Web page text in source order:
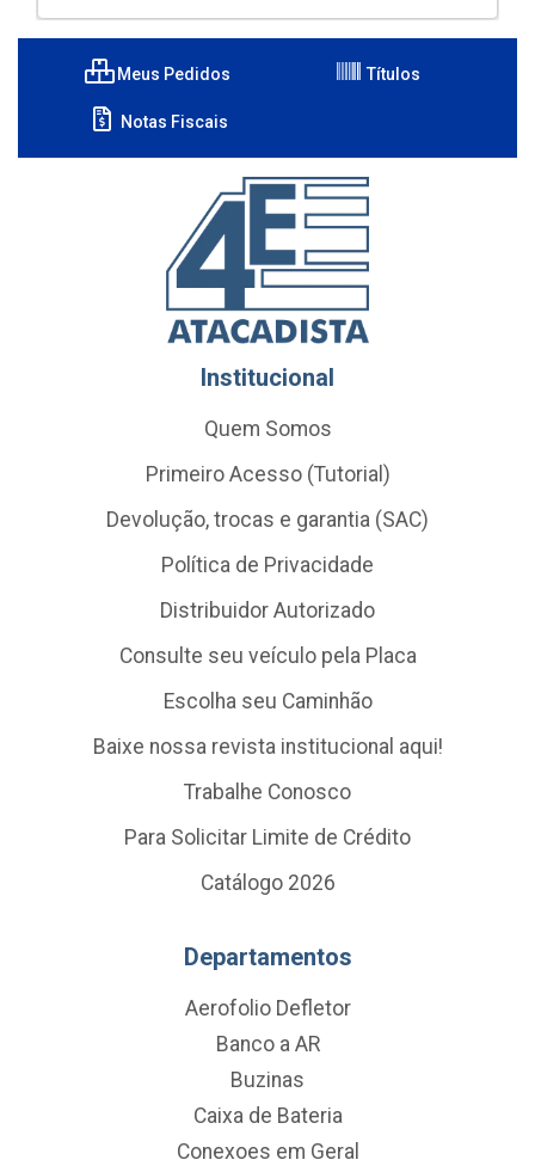
Meus Pedidos Títulos
Notas Fiscais
Institucional
Quem Somos
Primeiro Acesso (Tutorial)
Devolução, trocas e garantia (SAC)
Política de Privacidade
Distribuidor Autorizado
Consulte seu veículo pela Placa
Escolha seu Caminhão
Baixe nossa revista institucional aqui!
Trabalhe Conosco
Para Solicitar Limite de Crédito
Catálogo 2026
Departamentos
Aerofolio Defletor
Banco a AR
Buzinas
Caixa de Bateria
Conexoes em Geral